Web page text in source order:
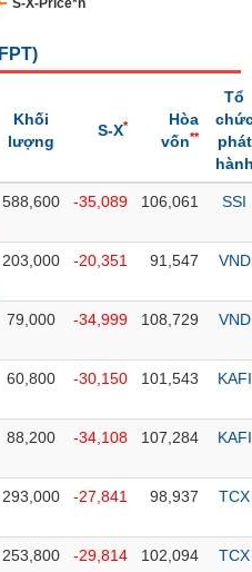
S-X-Price*n
FPT)
Khối
lượng
S-X*
Hòa
vốn**
Tổ
phát
588,600 -35,089 106,061 SSI
203,000 -20,351 91,547 VND
79,000 -34,999 108,729 VND
60,800 -30,150 101,543 KAFI
88,200 -34,108 107,284 KAFI
293,000 -27,841 98,937 TCX
253,800 -29,814 102,094 TCX